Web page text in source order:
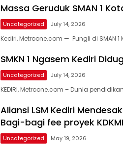
Metroone
Massa Geruduk SMAN 1
Uncategorized July 14, 2026
Kediri, Metroone.com — Pungli di SMAN 1
SMKN 1 Ngasem Kediri
Uncategorized July 14, 2026
KEDIRI, Metroone.com – Dunia
Aliansi LSM Kediri
Bagi-bagi fee proyek
Uncategorized May 19, 2026